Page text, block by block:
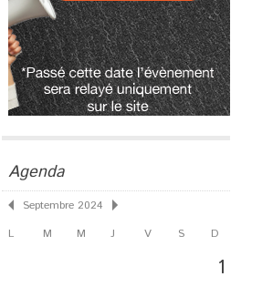
Agenda
Septembre 2024
L
M M J V S D
1